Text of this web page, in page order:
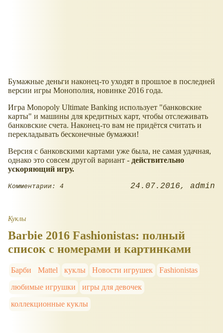
Бумажные деньги наконец-то уходят в прошлое в последней
версии игры Монополия, новинке 2016 года.
Игра Monopoly Ultimate Banking использует "банковские
карты" и машины для кредитных карт, чтобы отслеживать
банковские счета. Наконец-то вам не придётся считать и
перекладывать бесконечные бумажки!
Версия с банковскими картами уже была, не самая удачная,
однако это совсем другой вариант - действительно
ускоряющий игру.
Комментарии: 4 24.07.2016 admin
Куклы
Barbie 2016 Fashionistas: полный
список с номерами и картинками
Барби Mattel куклы Новости игрушек
Fashionistas
любимые игрушки
игры для девочек
коллекционные куклы